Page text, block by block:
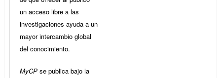
un acceso libre a las
investigaciones ayuda a un
mayor intercambio global
del conocimiento.
MyCP se publica bajo la